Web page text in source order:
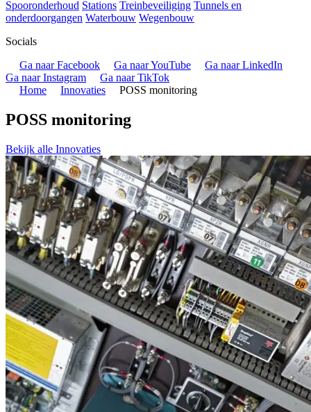
Spooronderhoud Stations Treinbeveiliging Tunnels en
onderdoorgangen Waterbouw Wegenbouw
Socials
Ga naar Facebook
Ga naar YouTube
Ga naar LinkedIn
Ga naar Instagram
Ga naar TikTok
Home
Innovaties POSS monitoring
POSS monitoring
Bekijk alle Innovaties